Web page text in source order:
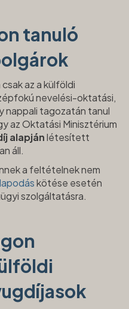
tanuló
az a külföldi
nevelési-oktatási,
nappali tagozatán tanul
az Oktatási Minisztérium
alapjánlétesített
áll.
a feltételnek nem
kötése esetén
szolgáltatásra.